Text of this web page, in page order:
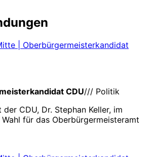
| Oberbürgermeisterkandidat
CDU/// Politik
der CDU, Dr. Stephan Keller, im
für das Oberbürgermeisteramt